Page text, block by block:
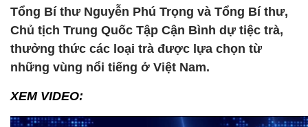
Tổng Bí thư Nguyễn Phú Trọng và Tổng Bí thư,
Chủ tịch Trung Quốc Tập Cận Bình dự tiệc trà,
thưởng thức các loại trà được lựa chọn từ
những vùng nổi tiếng ở Việt Nam.
XEM VIDEO: